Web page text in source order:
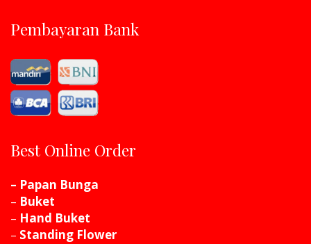
Pembayaran Bank
Best Online Order
– Papan Bunga
– Buket
– Hand Buket
– Standing Flower